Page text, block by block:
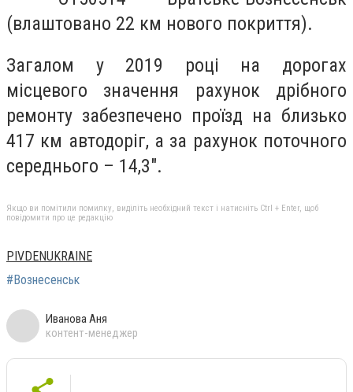
(влаштовано 22 км нового покриття).
Загалом у 2019 році на дорогах
місцевого значення рахунок дрібного
ремонту забезпечено проїзд на близько
417 км автодоріг, а за рахунок поточного
середнього – 14,3″.
Якщо ви помітили помилку, виділіть необхідний текст і натисніть Ctrl + Enter, щоб
повідомити про це редакцію
PIVDENUKRAINE
#Вознесенськ
Иванова Аня
контент-менеджер